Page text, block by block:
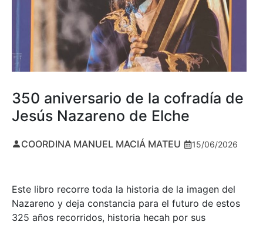
350 aniversario de la cofradía de
Jesús Nazareno de Elche
COORDINA MANUEL MACIÁ MATEU 15/06/2026
Este libro recorre toda la historia de la imagen del
Nazareno y deja constancia para el futuro de estos
325 años recorridos, historia hecah por sus